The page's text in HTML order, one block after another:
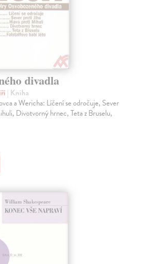
divadla
| Kniha
a Wericha: Líčení se odročuje, Sever
Divotvorný hrnec, Teta z Bruselu,